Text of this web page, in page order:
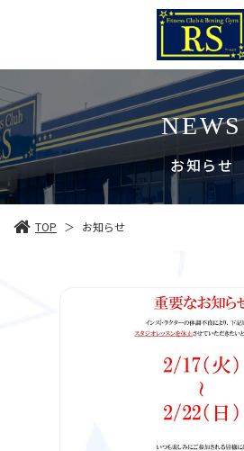
NEWS
お知らせ
TOP ＞ お知らせ